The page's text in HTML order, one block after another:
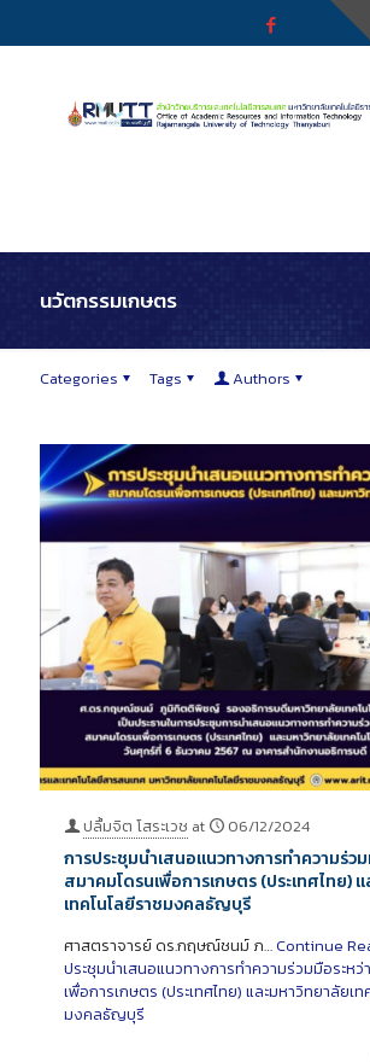
นวัตกรรมเกษตร
Categories Tags Authors
ปลื้มจิต โสระเวช at 06/12/2024
การประชุมนำเสนอแนวทางการทำความร่ว
สมาคมโดรนเพื่อการเกษตร (ประเทศไทย)
เทคโนโลยีราชมงคลธัญบุรี
ศาสตราจารย์ ดร.กฤษณ์ชนม์ ภ… Continue
ประชุมนำเสนอแนวทางการทำความร่วมมือระห
เพื่อการเกษตร (ประเทศไทย) และมหาวิทยาลัยเท
มงคลธัญบุรี